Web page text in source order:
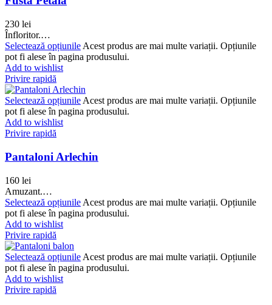
230 lei
Înfloritor.…
Selectează opțiunile Acest produs are mai multe variații. Opțiunile
pot fi alese în pagina produsului.
Add to wishlist
Privire rapidă
Selectează opțiunile Acest produs are mai multe variații. Opțiunile
pot fi alese în pagina produsului.
Add to wishlist
Privire rapidă
Pantaloni Arlechin
160 lei
Amuzant.…
Selectează opțiunile Acest produs are mai multe variații. Opțiunile
pot fi alese în pagina produsului.
Add to wishlist
Privire rapidă
Selectează opțiunile Acest produs are mai multe variații. Opțiunile
pot fi alese în pagina produsului.
Add to wishlist
Privire rapidă